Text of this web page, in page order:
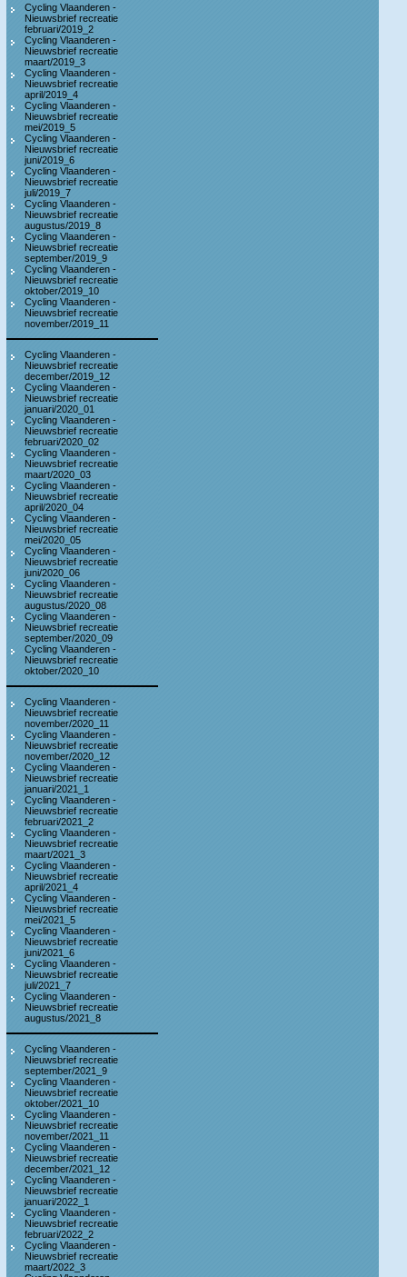
Cycling Vlaanderen -
Nieuwsbrief recreatie
februari/2019_2
Cycling Vlaanderen -
Nieuwsbrief recreatie
maart/2019_3
Cycling Vlaanderen -
Nieuwsbrief recreatie
april/2019_4
Cycling Vlaanderen -
Nieuwsbrief recreatie
mei/2019_5
Cycling Vlaanderen -
Nieuwsbrief recreatie
juni/2019_6
Cycling Vlaanderen -
Nieuwsbrief recreatie
juli/2019_7
Cycling Vlaanderen -
Nieuwsbrief recreatie
augustus/2019_8
Cycling Vlaanderen -
Nieuwsbrief recreatie
september/2019_9
Cycling Vlaanderen -
Nieuwsbrief recreatie
oktober/2019_10
Cycling Vlaanderen -
Nieuwsbrief recreatie
november/2019_11
Cycling Vlaanderen -
Nieuwsbrief recreatie
december/2019_12
Cycling Vlaanderen -
Nieuwsbrief recreatie
januari/2020_01
Cycling Vlaanderen -
Nieuwsbrief recreatie
februari/2020_02
Cycling Vlaanderen -
Nieuwsbrief recreatie
maart/2020_03
Cycling Vlaanderen -
Nieuwsbrief recreatie
april/2020_04
Cycling Vlaanderen -
Nieuwsbrief recreatie
mei/2020_05
Cycling Vlaanderen -
Nieuwsbrief recreatie
juni/2020_06
Cycling Vlaanderen -
Nieuwsbrief recreatie
augustus/2020_08
Cycling Vlaanderen -
Nieuwsbrief recreatie
september/2020_09
Cycling Vlaanderen -
Nieuwsbrief recreatie
oktober/2020_10
Cycling Vlaanderen -
Nieuwsbrief recreatie
november/2020_11
Cycling Vlaanderen -
Nieuwsbrief recreatie
november/2020_12
Cycling Vlaanderen -
Nieuwsbrief recreatie
januari/2021_1
Cycling Vlaanderen -
Nieuwsbrief recreatie
februari/2021_2
Cycling Vlaanderen -
Nieuwsbrief recreatie
maart/2021_3
Cycling Vlaanderen -
Nieuwsbrief recreatie
april/2021_4
Cycling Vlaanderen -
Nieuwsbrief recreatie
mei/2021_5
Cycling Vlaanderen -
Nieuwsbrief recreatie
juni/2021_6
Cycling Vlaanderen -
Nieuwsbrief recreatie
juli/2021_7
Cycling Vlaanderen -
Nieuwsbrief recreatie
augustus/2021_8
Cycling Vlaanderen -
Nieuwsbrief recreatie
september/2021_9
Cycling Vlaanderen -
Nieuwsbrief recreatie
oktober/2021_10
Cycling Vlaanderen -
Nieuwsbrief recreatie
november/2021_11
Cycling Vlaanderen -
Nieuwsbrief recreatie
december/2021_12
Cycling Vlaanderen -
Nieuwsbrief recreatie
januari/2022_1
Cycling Vlaanderen -
Nieuwsbrief recreatie
februari/2022_2
Cycling Vlaanderen -
Nieuwsbrief recreatie
maart/2022_3